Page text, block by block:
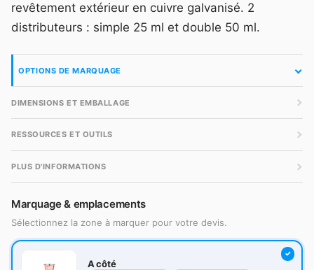
revêtement extérieur en cuivre galvanisé. 2
distributeurs : simple 25 ml et double 50 ml.
OPTIONS DE MARQUAGE
DIMENSIONS ET EMBALLAGE
RESSOURCES ET OUTILS
PLUS D'INFORMATIONS
Marquage & emplacements
Sélectionnez la zone à marquer pour votre devis.
A côté